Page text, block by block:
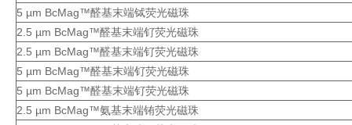
5 µm BcMag™醛基末端铽荧光磁珠
2.5 µm BcMag™醛基末端钌荧光磁珠
2.5 µm BcMag™醛基末端钌荧光磁珠
5 µm BcMag™醛基末端钌荧光磁珠
5 µm BcMag™醛基末端钌荧光磁珠
2.5 µm BcMag™氨基末端铕荧光磁珠